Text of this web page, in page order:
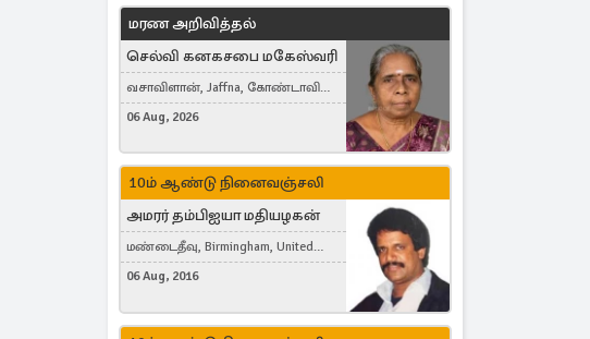
மரண அறிவித்தல்
செல்வி கனகசபை மகேஸ்வரி
வசாவிளான், Jaffna, கோண்டாவில்
கிழக்கு
06 Aug, 2026
10ம் ஆண்டு நினைவஞ்சலி
அமரர் தம்பிஐயா மதியழகன்
மண்டைதீவு, Birmingham, United
Kingdom
06 Aug, 2016